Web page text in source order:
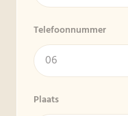
Telefoonnummer
Plaats